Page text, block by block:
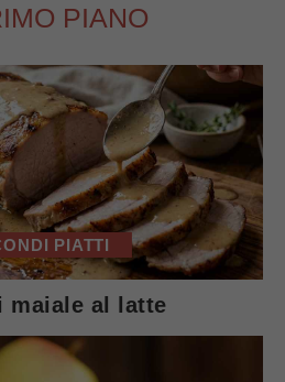
PIANO
PIATTI
maiale al latte